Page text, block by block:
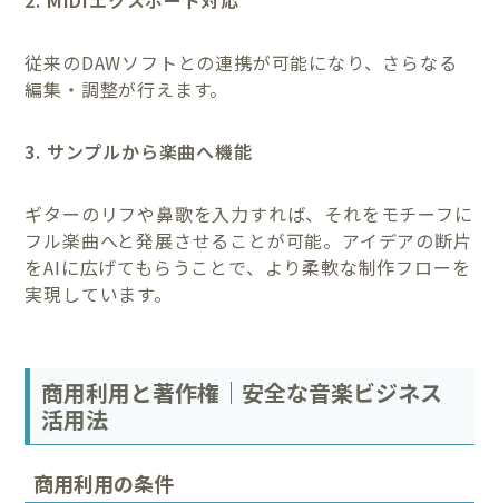
従来のDAWソフトとの連携が可能になり、さらなる
編集・調整が行えます。
3. サンプルから楽曲へ機能
ギターのリフや鼻歌を入力すれば、それをモチーフに
フル楽曲へと発展させることが可能。アイデアの断片
をAIに広げてもらうことで、より柔軟な制作フローを
実現しています。
商用利用と著作権｜安全な音楽ビジネス
活用法
商用利用の条件